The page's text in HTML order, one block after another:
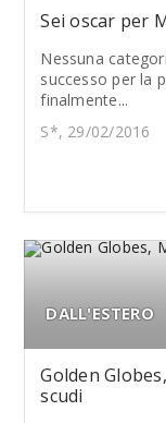
Sei oscar per
Nessuna
successo per la
finalmente...
S*, 29/02/2016
DALL'ESTERO
Golden
scudi